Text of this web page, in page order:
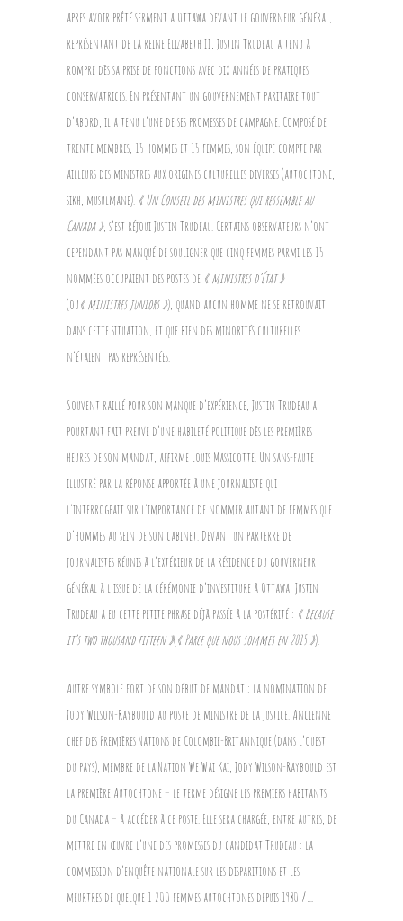
après avoir prêté serment à Ottawa devant le gouverneur général,
représentant de la reine Elizabeth II, Justin Trudeau a tenu à
rompre dès sa prise de fonctions avec dix années de pratiques
conservatrices. En présentant un gouvernement paritaire tout
d’abord, il a tenu l’une de ses promesses de campagne. Composé de
trente membres, 15 hommes et 15 femmes, son équipe compte par
ailleurs des ministres aux origines culturelles diverses (autochtone,
sikh, musulmane). « Un Conseil des ministres qui ressemble au
Canada », s’est réjoui Justin Trudeau. Certains observateurs n’ont
cependant pas manqué de souligner que cinq femmes parmi les 15
nommées occupaient des postes de « ministres d’État »
(ou« ministres juniors »), quand aucun homme ne se retrouvait
dans cette situation, et que bien des minorités culturelles
n’étaient pas représentées.
Souvent raillé pour son manque d’expérience, Justin Trudeau a
pourtant fait preuve d’une habileté politique dès les premières
heures de son mandat, affirme Louis Massicotte. Un sans-faute
illustré par la réponse apportée à une journaliste qui
l’interrogeait sur l’importance de nommer autant de femmes que
d’hommes au sein de son cabinet. Devant un parterre de
journalistes réunis à l’extérieur de la résidence du gouverneur
général à l’issue de la cérémonie d’investiture à Ottawa, Justin
Trudeau a eu cette petite phrase déjà passée à la postérité : « Because
it’s two thousand fifteen »(« Parce que nous sommes en 2015 »).
Autre symbole fort de son début de mandat : la nomination de
Jody Wilson-Raybould au poste de ministre de la justice. Ancienne
chef des Premières Nations de Colombie-Britannique (dans l’ouest
du pays), membre de la Nation We Wai Kai, Jody Wilson-Raybould est
la première Autochtone – le terme désigne les premiers habitants
du Canada – à accéder à ce poste. Elle sera chargée, entre autres, de
mettre en œuvre l’une des promesses du candidat Trudeau : la
commission d’enquête nationale sur les disparitions et les
meurtres de quelque 1 200 femmes autochtones depuis 1980 /…